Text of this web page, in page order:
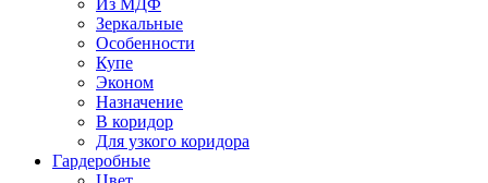
Из МДФ
Зеркальные
Особенности
Купе
Эконом
Назначение
В коридор
Для узкого коридора
Гардеробные